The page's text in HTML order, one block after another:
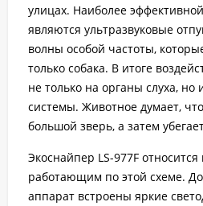
улицах. Наиболее
являются ультразвуковые
волны особой частоты,
только собака. В итоге
не только на органы слуха,
системы. Животное думает,
большой зверь, а затем
Экоснайпер LS-977F
работающим по этой схеме.
аппарат встроены яркие